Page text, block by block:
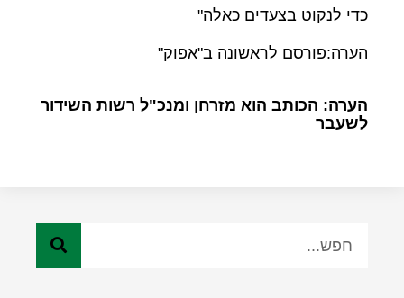
כדי לנקוט בצעדים כאלה"
הערה:פורסם לראשונה ב"אפוק"
הערה: הכותב הוא מזרחן ומנכ"ל רשות השידור
לשעבר